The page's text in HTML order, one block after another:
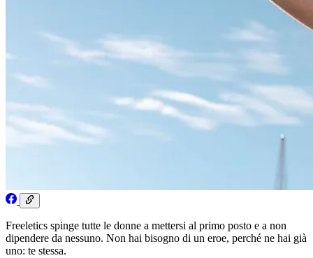
Freeletics spinge tutte le donne a mettersi al primo posto e a non
dipendere da nessuno. Non hai bisogno di un eroe, perché ne hai già
uno: te stessa.